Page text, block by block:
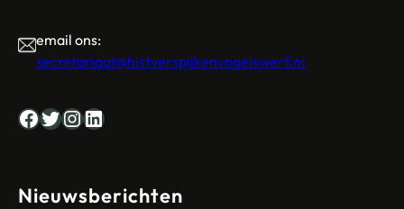
email ons:
secretariaat@histverspijkenvogelswerf.nl
Facebook Twitter InstagramLinkedIn
Nieuwsberichten